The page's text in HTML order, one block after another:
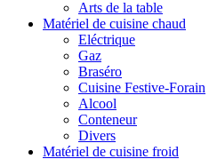
Arts de la table
Matériel de cuisine chaud
Eléctrique
Gaz
Braséro
Cuisine Festive-Forain
Alcool
Conteneur
Divers
Matériel de cuisine froid